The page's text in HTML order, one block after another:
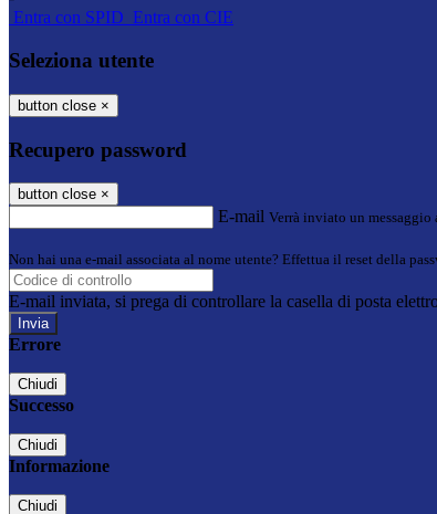
Entra con SPID Entra con CIE
Seleziona utente
button close ×
Recupero password
button close ×
E-mail Verrà inviato un
Non hai una e-mail associata al nome utente? Effettua il reset della
E-mail inviata, si prega di controllare la casella di posta
Errore
Chiudi
Successo
Chiudi
Informazione
Chiudi